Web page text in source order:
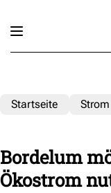
Startseite Strom
Bordelum
Ökostrom